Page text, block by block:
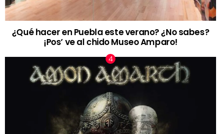
¿Qué hacer en Puebla este verano? ¿No sabes?
¡Pos’ ve al chido Museo Amparo!